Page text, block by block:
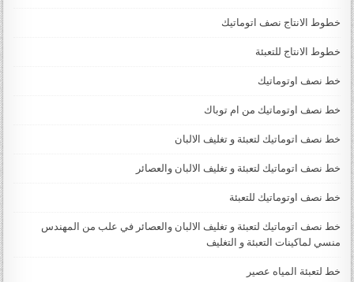
خطوط الانتاج نصف اتوماتيك
خطوط الانتاج للتعبئة
خط نصف اوتوماتيك
خط نصف اوتوماتيك من ام توباك
خط نصف اتوماتيك لتعبئة و تغليف الالبان
خط نصف اتوماتيك لتعبئة و تغليف الالبان والعصائر
خط نصف اوتوماتيك للتعبئة
خط نصف اتوماتيك لتعبئة و تغليف الالبان والعصائر في علب من المهندس
منسي لماكينات التعبئة و التغليف
خط لتعبئة المياه عصير